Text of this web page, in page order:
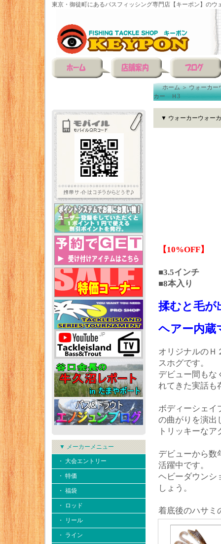
東京・御徒町にあるバスフィッシング専門店【キーポン】のウ
▼ メーカーメニュー
・ 大会エントリー
・ 特価
・ 福袋
・ ロッド
・ リール
・ ライン
ホーム＞ウォーカー
カー Ｈ3
▼ ウォーカーウォー
【10%OFF】
■3.5インチ
■8本入り
揉むと毛が
ヘアー内
オリジナルのＨ
スホグです。
デビュー間もな
れてきた実話も
ボディーシェイ
の曲がりを演出
トリッキーな
デビューから数
活躍中です。
ヘビーダウンシ
しょう。
着底後のハサミ